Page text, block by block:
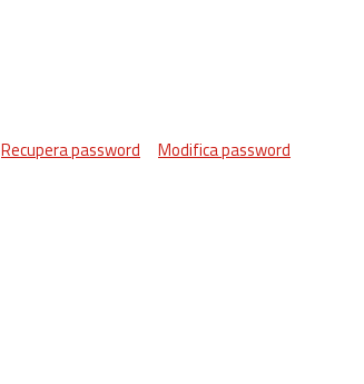
Recupera password Modifica password